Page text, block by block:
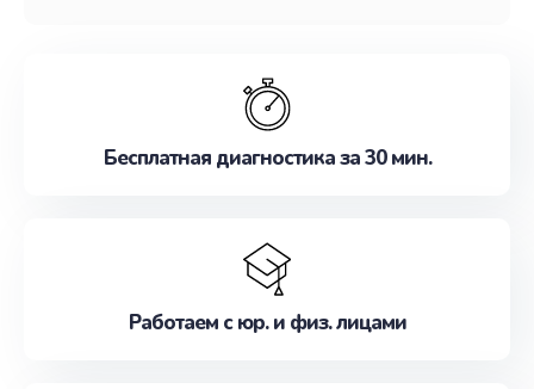
Бесплатная диагностика за 30 мин.
Работаем с юр. и физ. лицами